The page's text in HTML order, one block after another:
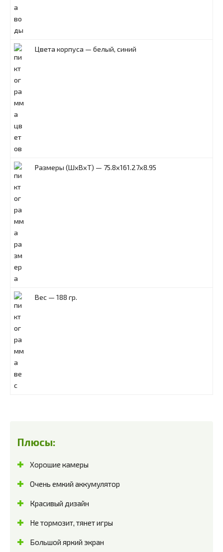
Цвета корпуса — белый, синий
Размеры (ШxВxТ) — 75.8x161.27x8.95
Вес — 188 гр.
Плюсы:
Хорошие камеры
Очень емкий аккумулятор
Красивый дизайн
Не тормозит, тянет игры
Большой яркий экран